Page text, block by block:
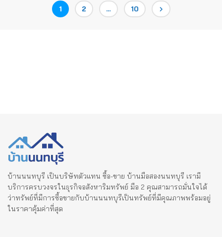
Posts
Page
1 Page
2 … Page
10
บ้านนนทบุรี เป็นบริษัทตัวแทน ซื้อ-ขาย บ้านมือสองนนทบุรี เรามี
บริการครบวงจรในธุรกิจอสังหาริมทรัพย์ มือ 2 คุณสามารถมั่นใจได้
ว่าทรัพย์ที่มีการซื้อขายกับบ้านนนทบุรีเป็นทรัพย์ที่มีคุณภาพพร้อมอยู่
ในราคาคุ้มค่าที่สุด